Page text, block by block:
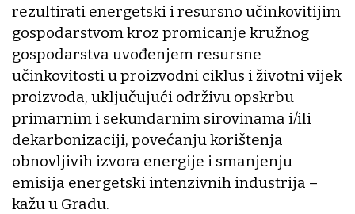
rezultirati energetski i resursno učinkovitijim
gospodarstvom kroz promicanje kružnog
gospodarstva uvođenjem resursne
učinkovitosti u proizvodni ciklus i životni vijek
proizvoda, uključujući održivu opskrbu
primarnim i sekundarnim sirovinama i/ili
dekarbonizaciji, povećanju korištenja
obnovljivih izvora energije i smanjenju
emisija energetski intenzivnih industrija –
kažu u Gradu.